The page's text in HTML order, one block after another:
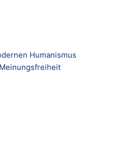
Humanismus